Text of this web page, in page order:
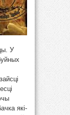
У
які-